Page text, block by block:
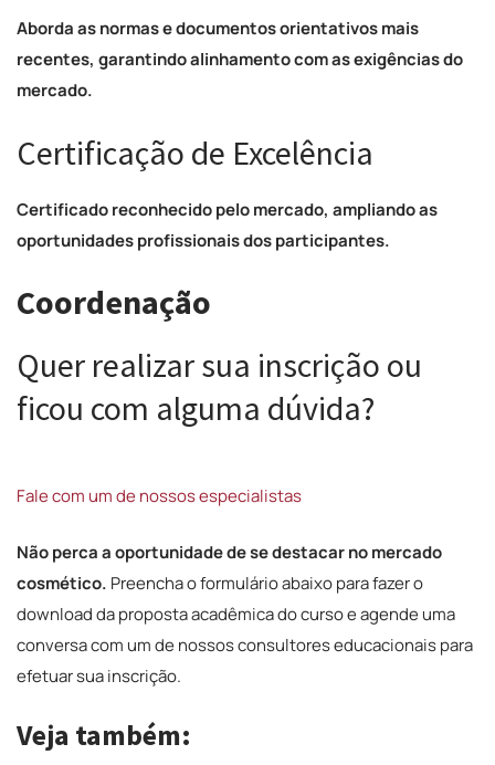
Aborda as normas e documentos orientativos mais
recentes, garantindo alinhamento com as exigências do
mercado.
Certificação de Excelência
Certificado reconhecido pelo mercado, ampliando as
oportunidades profissionais dos participantes.
Coordenação
Quer realizar sua inscrição ou
ficou com alguma dúvida?
Fale com um de nossos especialistas
Não perca a oportunidade de se destacar no mercado
cosmético. Preencha o formulário abaixo para fazer o
download da proposta acadêmica do curso e agende uma
conversa com um de nossos consultores educacionais para
efetuar sua inscrição.
Veja também: